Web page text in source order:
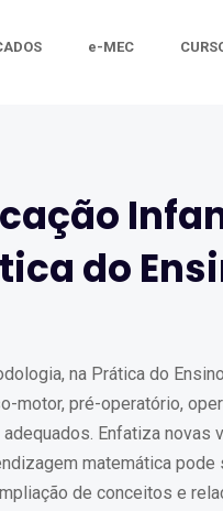
e-MEC
do
na Prática do
motor, pré-operatório,
Enfatiza novas
matemática pode
de conceitos e